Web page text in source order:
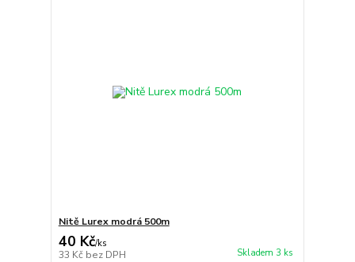
Nitě Lurex modrá 500m
40 Kč/ks
33 Kč bez DPH Skladem 3 ks